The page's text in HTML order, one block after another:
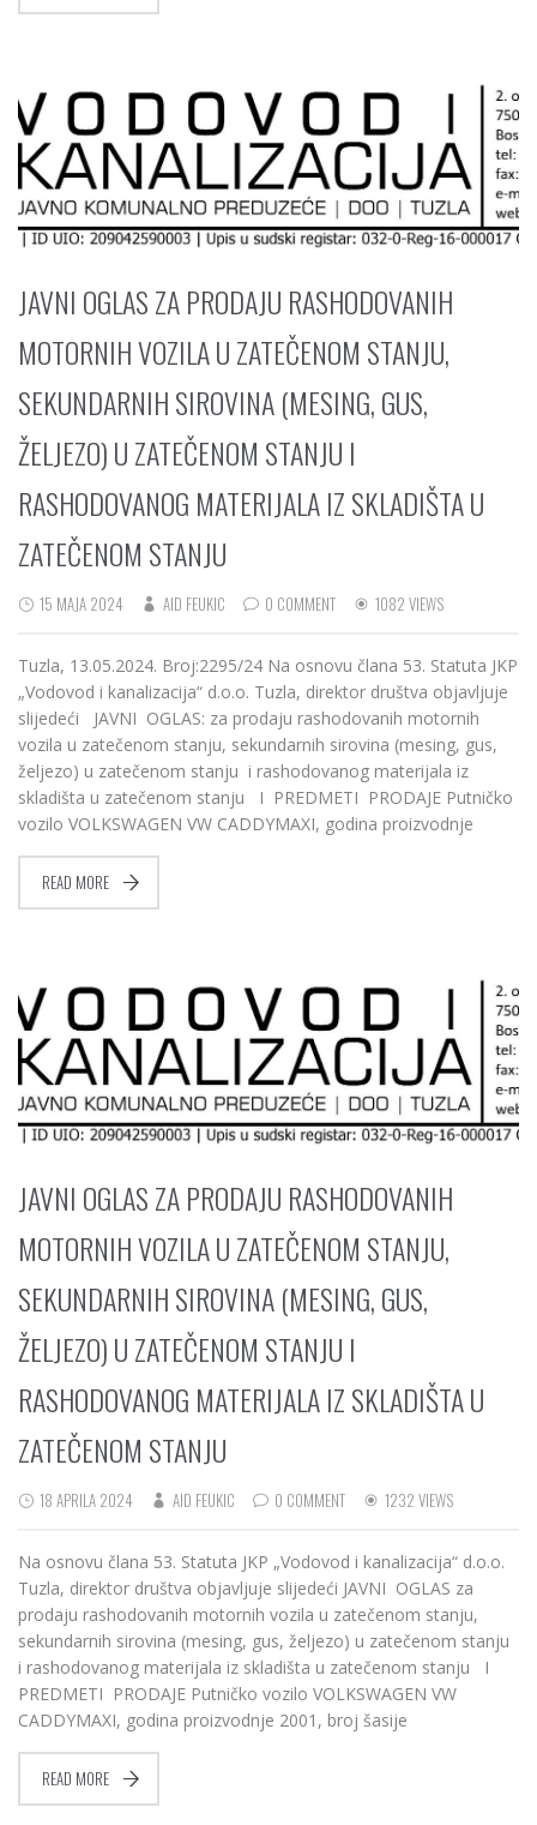
JAVNI OGLAS ZA PRODAJU RASHODOVANIH
MOTORNIH VOZILA U ZATEČENOM STANJU,
SEKUNDARNIH SIROVINA (MESING, GUS,
ŽELJEZO) U ZATEČENOM STANJU I
RASHODOVANOG MATERIJALA IZ SKLADIŠTA U
ZATEČENOM STANJU
15 MAJA 2024 AID FEUKIC 0 COMMENT 1082 VIEWS
Tuzla, 13.05.2024. Broj:2295/24 Na osnovu člana 53. Statuta JKP
„Vodovod i kanalizacija“ d.o.o. Tuzla, direktor društva objavljuje
slijedeći JAVNI OGLAS: za prodaju rashodovanih motornih
vozila u zatečenom stanju, sekundarnih sirovina (mesing, gus,
željezo) u zatečenom stanju i rashodovanog materijala iz
skladišta u zatečenom stanju I PREDMETI PRODAJE Putničko
vozilo VOLKSWAGEN VW CADDYMAXI, godina proizvodnje
READ MORE
JAVNI OGLAS ZA PRODAJU RASHODOVANIH
MOTORNIH VOZILA U ZATEČENOM STANJU,
SEKUNDARNIH SIROVINA (MESING, GUS,
ŽELJEZO) U ZATEČENOM STANJU I
RASHODOVANOG MATERIJALA IZ SKLADIŠTA U
ZATEČENOM STANJU
18 APRILA 2024 AID FEUKIC 0 COMMENT 1232 VIEWS
Na osnovu člana 53. Statuta JKP „Vodovod i kanalizacija“ d.o.o.
Tuzla, direktor društva objavljuje slijedeći JAVNI OGLAS za
prodaju rashodovanih motornih vozila u zatečenom stanju,
sekundarnih sirovina (mesing, gus, željezo) u zatečenom stanju
i rashodovanog materijala iz skladišta u zatečenom stanju I
PREDMETI PRODAJE Putničko vozilo VOLKSWAGEN VW
CADDYMAXI, godina proizvodnje 2001, broj šasije
READ MORE